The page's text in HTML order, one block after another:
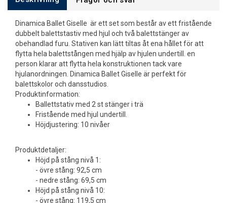
Dinamica Ballet Giselle är ett set som består av ett fristående
dubbelt balettstastiv med hjul och två balettstänger av
obehandlad furu. Stativen kan lätt tiltas åt ena hållet för att
flytta hela balettstången med hjälp av hjulen undertill. en
person klarar att flytta hela konstruktionen tack vare
hjulanordningen. Dinamica Ballet Giselle är perfekt för
balettskolor och dansstudios.
Produktinformation:
Ballettstativ med 2 st stänger i trä
Fristående med hjul undertill.
Höjdjustering: 10 nivåer
Produktdetaljer:
Höjd på stång nivå 1:
- övre stång: 92,5 cm
- nedre stång: 69,5 cm
Höjd på stång nivå 10:
- övre stång: 119,5 cm